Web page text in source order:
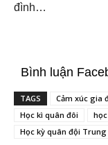
đình…
Bình luận
TAGS Cảm xúc gia
Học kì quân đôi
Học kỳ quân đội